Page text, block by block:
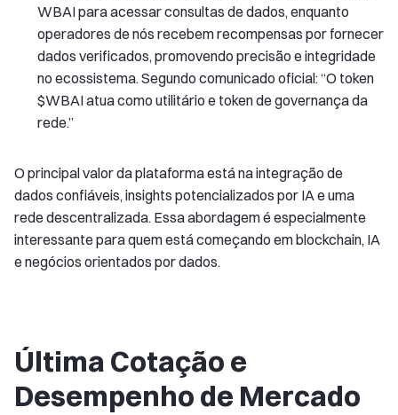
WBAI para acessar consultas de dados, enquanto
operadores de nós recebem recompensas por fornecer
dados verificados, promovendo precisão e integridade
no ecossistema. Segundo comunicado oficial: “O token
$WBAI atua como utilitário e token de governança da
rede.”
O principal valor da plataforma está na integração de
dados confiáveis, insights potencializados por IA e uma
rede descentralizada. Essa abordagem é especialmente
interessante para quem está começando em blockchain, IA
e negócios orientados por dados.
Última Cotação e
Desempenho de Mercado